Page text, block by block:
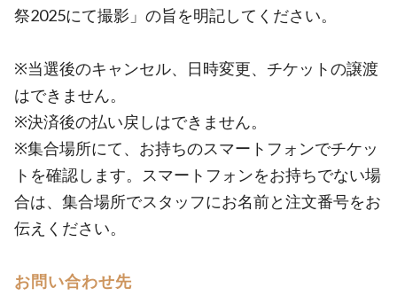
祭2025にて撮影」の旨を明記してください。
※当選後のキャンセル、日時変更、チケットの譲渡
はできません。
※決済後の払い戻しはできません。
※集合場所にて、お持ちのスマートフォンでチケッ
トを確認します。スマートフォンをお持ちでない場
合は、集合場所でスタッフにお名前と注文番号をお
伝えください。
お問い合わせ先